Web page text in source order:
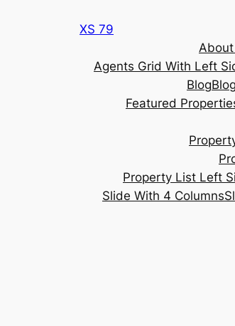
XS 79
Agents Grid With Left
Blog
Featured
Property List Left
Slide With 4 Columns